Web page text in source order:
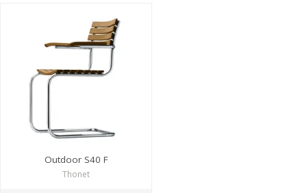
Outdoor S40 F
Thonet